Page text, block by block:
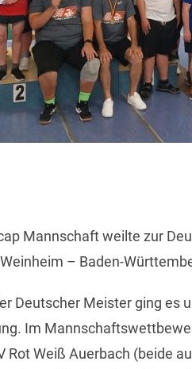
Mannschaft weilte zur
– Baden-
Deutscher Meister ging es
Im
Rot Weiß Auerbach (beide